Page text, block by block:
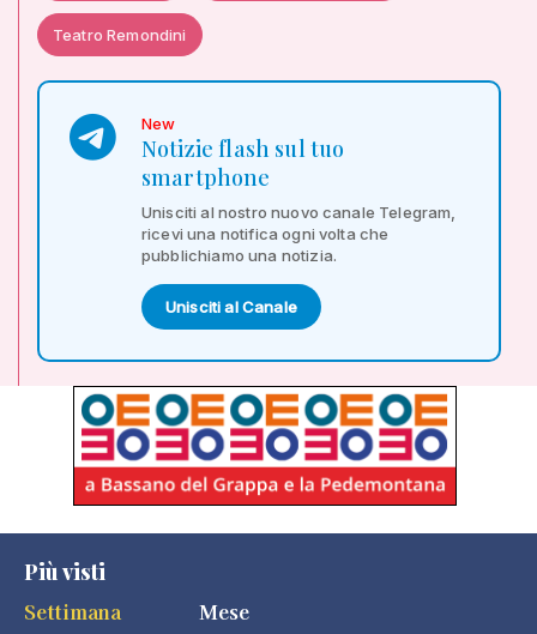
Teatro Remondini
New
Notizie flash sul tuo
smartphone
Unisciti al nostro nuovo canale Telegram,
ricevi una notifica ogni volta che
pubblichiamo una notizia.
Unisciti al Canale
Più visti
Settimana
Mese